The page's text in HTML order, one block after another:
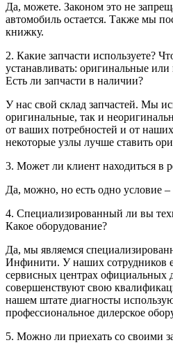
Да, можете. Законом это не
автомобиль остается. Также мы
книжку.
2. Какие запчасти используете?
устанавливать: оригинальные
Есть ли запчасти в наличии?
У нас свой склад запчастей. Мы
оригинальные, так и
от ваших потребностей и от
некоторые узлы лучше ставить
3. Может ли клиент находиться в
Да, можно, но есть одно условие –
4. Специализированный ли вы
Какое оборудование?
Да, мы являемся
Инфинити. У наших сотрудников
сервисных центрах официальных
совершенствуют свою
нашем штате диагносты
профессиональное дилерское
5. Можно ли приехать со своими